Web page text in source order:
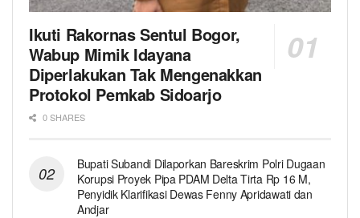
Ikuti Rakornas Sentul Bogor,
Wabup Mimik Idayana
Diperlakukan Tak Mengenakkan
Protokol Pemkab Sidoarjo
0 SHARES
Bupati Subandi Dilaporkan Bareskrim Polri Dugaan
Korupsi Proyek Pipa PDAM Delta Tirta Rp 16 M,
Penyidik Klarifikasi Dewas Fenny Apridawati dan
Andjar